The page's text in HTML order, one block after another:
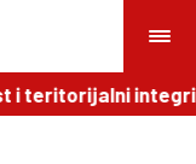
teritorijalni integritet